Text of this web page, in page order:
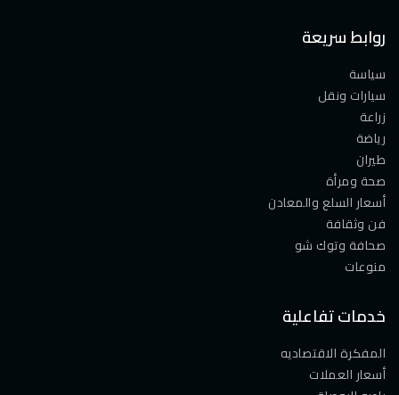
روابط سريعة
سياسة
سيارات ونقل
زراعة
رياضة
طيران
صحة ومرأة
أسعار السلع والمعادن
فن وثقافة
صحافة وتوك شو
منوعات
خدمات تفاعلية
المفكرة الاقتصاديه
أسعار العملات